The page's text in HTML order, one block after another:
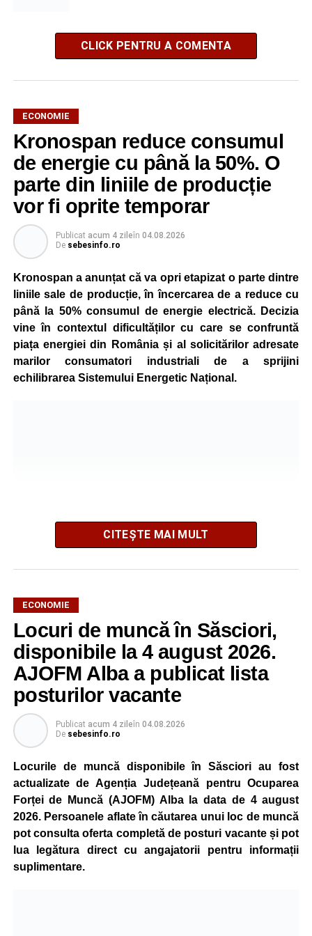
CLICK PENTRU A COMENTA
ECONOMIE
Kronospan reduce consumul
de energie cu până la 50%. O
parte din liniile de producție
vor fi oprite temporar
Publicat acum 4 zileîn 04.08.2026
De sebesinfo.ro
Kronospan a anunțat că va opri etapizat o parte dintre
liniile sale de producție, în încercarea de a reduce cu
până la 50% consumul de energie electrică. Decizia
vine în contextul dificultăților cu care se confruntă
piața energiei din România și al solicitărilor adresate
marilor consumatori industriali de a sprijini
echilibrarea Sistemului Energetic Național.
Potrivit unui comunicat al companiei, măsura va fi aplicată
gradual, în funcție de necesitățile sistemului energetic.
Reprezentanții Kronospan precizează că evoluția situației
este monitorizată permanent, iar activitatea va reveni la
capacitate normală imediat ce condițiile vor permite.
Compania dă asigurări că oprirea temporară a unor linii
de producție nu va afecta livrările către clienți.
Kronospan se numără printre cei mai mari consumatori de
energie electrică din România. O parte din necesarul
energetic este acoperită prin producția proprie de energie,
realizată cu ajutorul panourilor fotovoltaice și al unităților
de cogenerare.
Reprezentanții companiei afirmă că vor continua
colaborarea cu autoritățile și operatorii din domeniul
energetic pentru a contribui la depășirea perioadei dificile
CITEȘTE MAI MULT
ECONOMIE
Locuri de muncă în Săsciori,
disponibile la 4 august 2026.
AJOFM Alba a publicat lista
posturilor vacante
Publicat acum 4 zileîn 04.08.2026
De sebesinfo.ro
Locurile de muncă disponibile în Săsciori au fost
actualizate de Agenția Județeană pentru Ocuparea
Forței de Muncă (AJOFM) Alba la data de 4 august
2026. Persoanele aflate în căutarea unui loc de muncă
pot consulta oferta completă de posturi vacante și pot
lua legătura direct cu angajatorii pentru informații
suplimentare.